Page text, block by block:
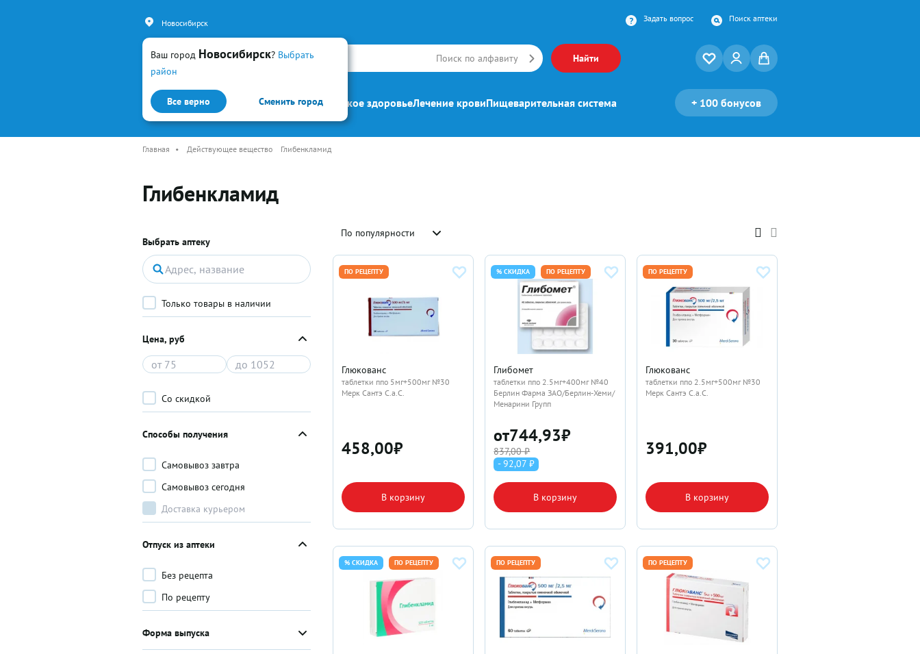
Ваш город Новосибирск? Выбрать
район
Все верно Сменить город
Новосибирск Задать вопрос Поиск аптеки
Искать Поиск по алфавиту Найти
Каталог Простуда и гриппЖенское здоровьеЛечение кровиПищеварительная система + 100 бонусов
Главная • Действующее вещество Глибенкламид
Глибенкламид
Выбрать аптеку
Только товары в наличии
Цена, руб
Со скидкой
Способы получения
Самовывоз завтра
Самовывоз сегодня
Доставка курьером
Отпуск из аптеки
Без рецепта
По рецепту
Форма выпуска
По популярности
ПО РЕЦЕПТУ
Глюкованс
таблетки ппо 5мг+500мг №30
Мерк Сантэ С.а.С.
458,00₽
В корзину
% СКИДКА ПО РЕЦЕПТУ
Глибомет
таблетки ппо 2.5мг+400мг №40
Берлин Фарма ЗАО/Берлин-Хеми/
Менарини Групп
от744,93₽
837,00 ₽
- 92,07 ₽
В корзину
ПО РЕЦЕПТУ
Глюкованс
таблетки ппо 2.5мг+500мг №30
Мерк Сантэ С.а.С.
391,00₽
В корзину
% СКИДКА ПО РЕЦЕПТУ ПО РЕЦЕПТУ ПО РЕЦЕПТУ